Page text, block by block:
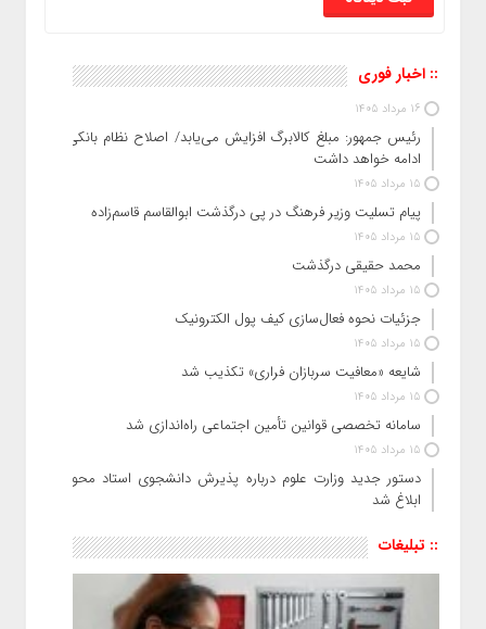
:: اخبار فوری
16 مرداد 1405
رئیس‌ جمهور: مبلغ کالابرگ افزایش می‌یابد/ اصلاح نظام بانکی
ادامه خواهد داشت
15 مرداد 1405
پیام تسلیت وزیر فرهنگ در پی درگذشت ابوالقاسم قاسم‌زاده
15 مرداد 1405
محمد حقیقی درگذشت
15 مرداد 1405
جزئیات نحوه فعال‌سازی کیف پول الکترونیک
15 مرداد 1405
شایعه «معافیت سربازان فراری» تکذیب شد
15 مرداد 1405
سامانه تخصصی قوانین تأمین اجتماعی راه‌اندازی شد
15 مرداد 1405
دستور جدید وزارت علوم درباره پذیرش دانشجوی استاد محور
ابلاغ شد
:: تبلیغات